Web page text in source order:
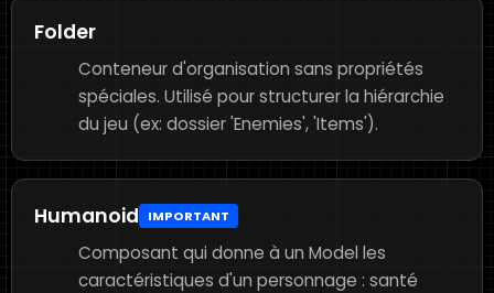
Folder
Conteneur d'organisation sans propriétés
spéciales. Utilisé pour structurer la hiérarchie
du jeu (ex: dossier 'Enemies', 'Items').
Humanoid IMPORTANT
Composant qui donne à un Model les
caractéristiques d'un personnage : santé